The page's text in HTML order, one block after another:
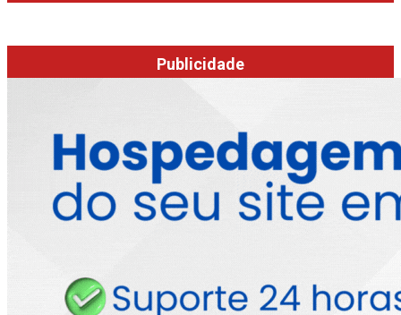
Publicidade